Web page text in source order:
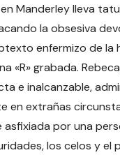
Manderley lleva
la obsesiva
enfermizo de la
«R» grabada.
e inalcanzable,
en extrañas
asfixiada por una
los celos y el